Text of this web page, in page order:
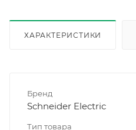
ХАРАКТЕРИСТИКИ
Бренд
Schneider Electric
Тип товара